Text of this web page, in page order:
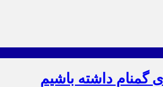
گمنام داشته باشیم